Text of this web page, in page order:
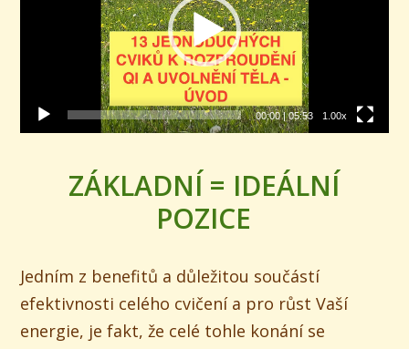
00:00|05:53 1.00x
ZÁKLADNÍ = IDEÁLNÍ
POZICE
Jedním z benefitů a důležitou součástí
efektivnosti celého cvičení a pro růst Vaší
energie, je fakt, že celé tohle konání se